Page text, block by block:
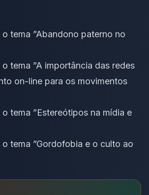
tema ”Abandono paterno no
tema ”A importância das redes
on-line para os movimentos
tema ”Estereótipos na mídia e
tema ”Gordofobia e o culto ao